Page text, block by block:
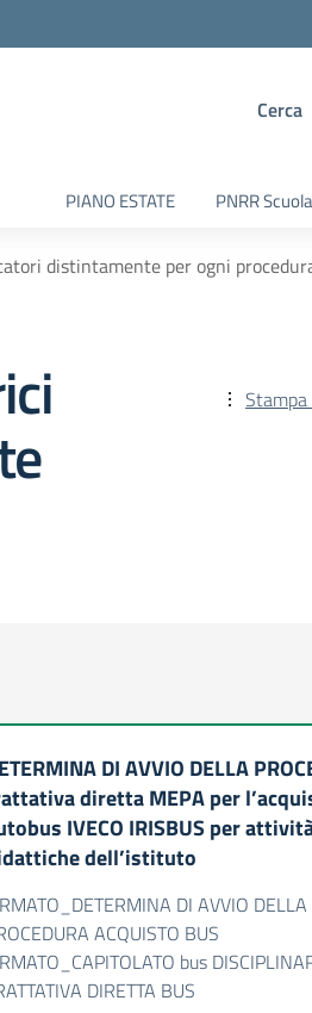
Cerca
PIANO ESTATE PNRR
distintamente per ogni
DI AVVIO DELLA
diretta MEPA per
IVECO IRISBUS per
dell’istituto
DI AVVIO DELLA
ACQUISTO BUS
bus
DIRETTA BUS